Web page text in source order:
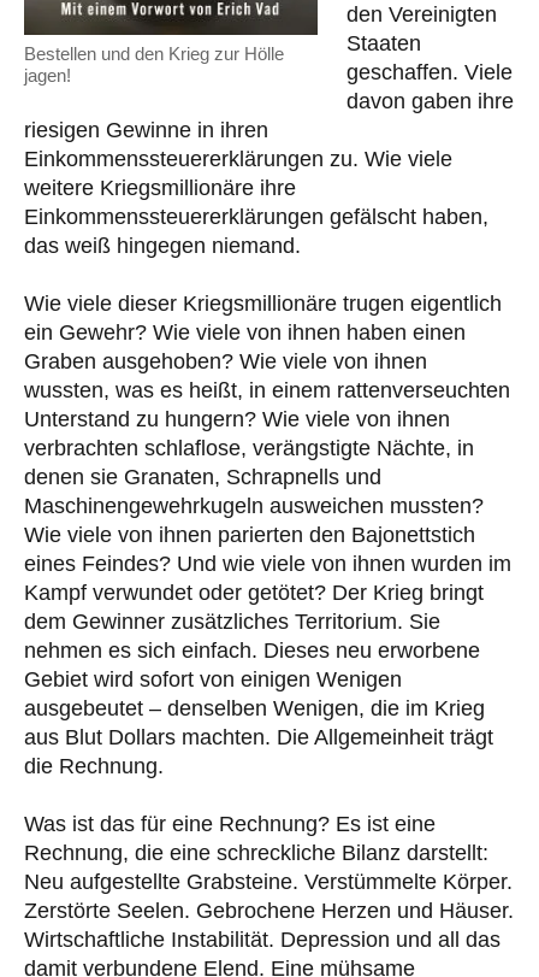
Bestellen und den Krieg zur Hölle
jagen!
den Vereinigten
Staaten
geschaffen. Viele
davon gaben ihre
riesigen Gewinne in ihren
Einkommenssteuererklärungen zu. Wie viele
weitere Kriegsmillionäre ihre
Einkommenssteuererklärungen gefälscht haben,
das weiß hingegen niemand.
Wie viele dieser Kriegsmillionäre trugen eigentlich
ein Gewehr? Wie viele von ihnen haben einen
Graben ausgehoben? Wie viele von ihnen
wussten, was es heißt, in einem rattenverseuchten
Unterstand zu hungern? Wie viele von ihnen
verbrachten schlaflose, verängstigte Nächte, in
denen sie Granaten, Schrapnells und
Maschinengewehrkugeln ausweichen mussten?
Wie viele von ihnen parierten den Bajonettstich
eines Feindes? Und wie viele von ihnen wurden im
Kampf verwundet oder getötet? Der Krieg bringt
dem Gewinner zusätzliches Territorium. Sie
nehmen es sich einfach. Dieses neu erworbene
Gebiet wird sofort von einigen Wenigen
ausgebeutet – denselben Wenigen, die im Krieg
aus Blut Dollars machten. Die Allgemeinheit trägt
die Rechnung.
Was ist das für eine Rechnung? Es ist eine
Rechnung, die eine schreckliche Bilanz darstellt:
Neu aufgestellte Grabsteine. Verstümmelte Körper.
Zerstörte Seelen. Gebrochene Herzen und Häuser.
Wirtschaftliche Instabilität. Depression und all das
damit verbundene Elend. Eine mühsame